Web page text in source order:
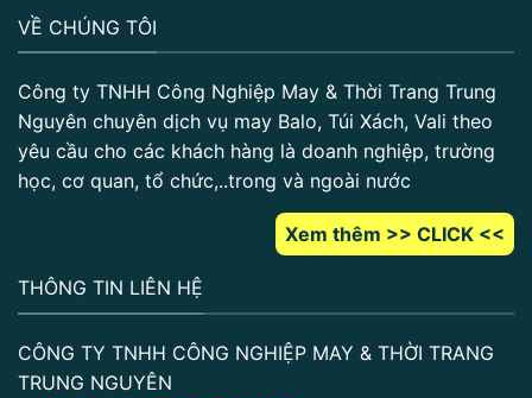
VỀ CHÚNG TÔI
Công ty TNHH Công Nghiệp May & Thời Trang Trung
Nguyên chuyên dịch vụ may Balo, Túi Xách, Vali theo
yêu cầu cho các khách hàng là doanh nghiệp, trường
học, cơ quan, tổ chức,..trong và ngoài nước
Xem thêm >> CLICK <<
THÔNG TIN LIÊN HỆ
CÔNG TY TNHH CÔNG NGHIỆP MAY & THỜI TRANG
TRUNG NGUYÊN